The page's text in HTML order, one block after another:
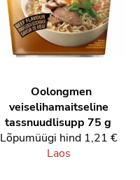
Oolongmen
veiselihamaitseline
tassnuudlisupp 75 g
Lõpumüügi hind 1,21 €
Laos